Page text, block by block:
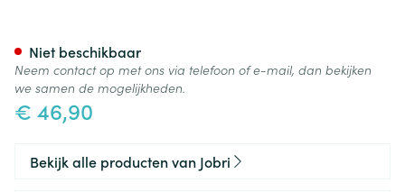
€ 46,90
Niet beschikbaar
Neem contact op met ons via telefoon of e-mail, dan bekijken
we samen de mogelijkheden.
Bekijk alle producten van Jobri